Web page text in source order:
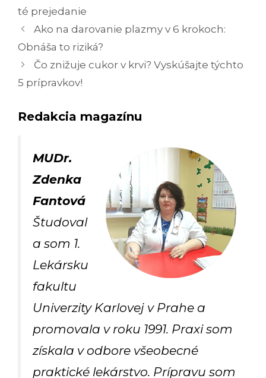
té prejedanie
Navigácia
článkami
Ako na darovanie plazmy v 6 krokoch:
Obnáša to riziká?
Čo znižuje cukor v krvi? Vyskúšajte týchto
5 prípravkov!
Redakcia magazínu
MUDr.
Zdenka
Fantová
Študoval
a som 1.
Lekársku
fakultu
Univerzity Karlovej v Prahe a
promovala v roku 1991. Praxi som
získala v odbore všeobecné
praktické lekárstvo. Prípravu som